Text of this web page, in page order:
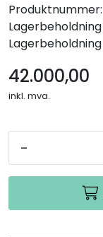
Produktnummer:
Lagerbeholdning
Lagerbeholdning
42.000,00
inkl. mva.
-